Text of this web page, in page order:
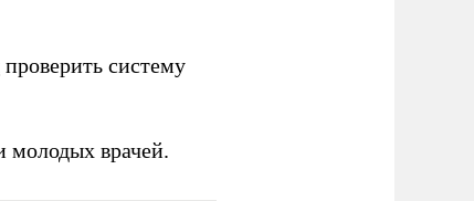
проверить систему
молодых врачей.